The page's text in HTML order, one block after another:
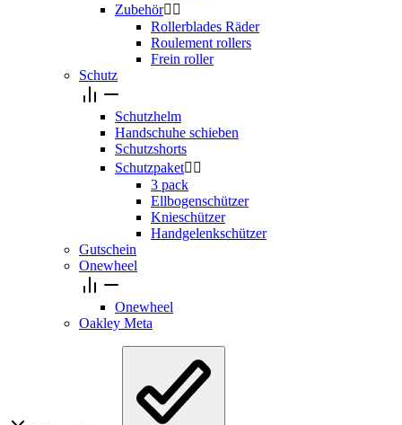
Zubehör 
Rollerblades Räder
Roulement rollers
Frein roller
Schutz
Schutzhelm
Handschuhe schieben
Schutzshorts
Schutzpaket 
3 pack
Ellbogenschützer
Knieschützer
Handgelenkschützer
Gutschein
Onewheel
Onewheel
Oakley Meta